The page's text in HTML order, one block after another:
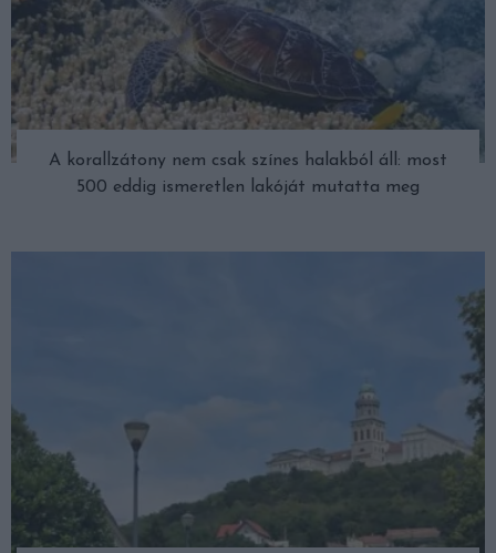
A korallzátony nem csak színes halakból áll: most
500 eddig ismeretlen lakóját mutatta meg